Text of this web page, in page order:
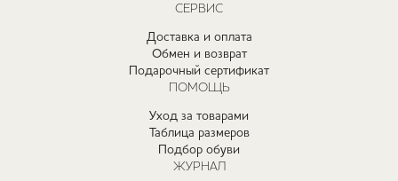
СЕРВИС
Доставка и оплата
Обмен и возврат
Подарочный сертификат
ПОМОЩЬ
Уход за товарами
Таблица размеров
Подбор обуви
ЖУРНАЛ